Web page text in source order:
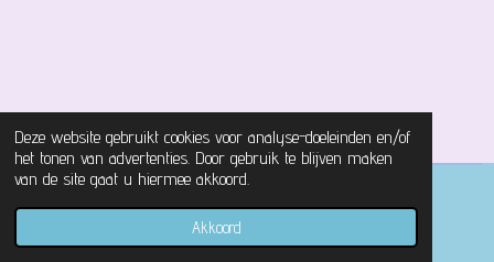
Deze website gebruikt cookies voor analyse-doeleinden en/of
het tonen van advertenties. Door gebruik te blijven maken
van de site gaat u hiermee akkoord.
Akkoord